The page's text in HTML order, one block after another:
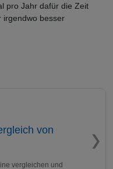
pro Jahr dafür die Zeit
irgendwo besser
von
vergleichen und